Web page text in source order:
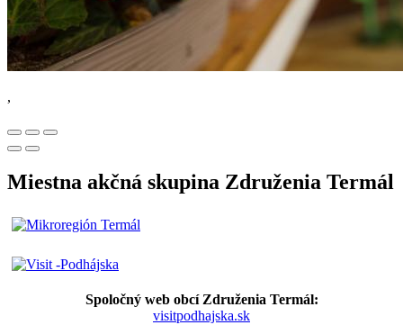
,
Miestna akčná skupina Združenia Termál
Spoločný web obcí Združenia Termál:
visitpodhajska.sk